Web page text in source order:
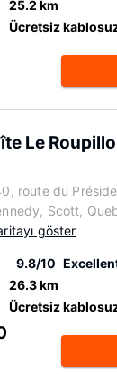
25.2 km
Ücretsiz
Le
route du
Scott,
göster
9.8/10
26.3 km
Ücretsiz